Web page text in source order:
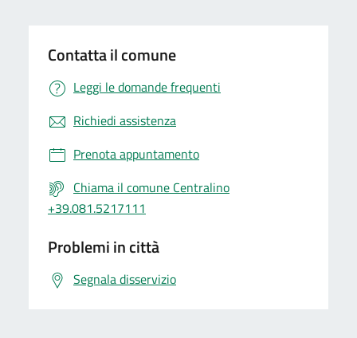
Contatta il comune
Leggi le domande frequenti
Richiedi assistenza
Prenota appuntamento
Chiama il comune Centralino
+39.081.5217111
Problemi in città
Segnala disservizio